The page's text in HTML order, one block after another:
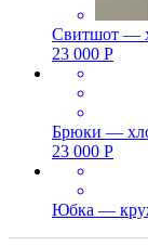
Свитшот —
23 000 Р
Брюки —
23 000 Р
Юбка —